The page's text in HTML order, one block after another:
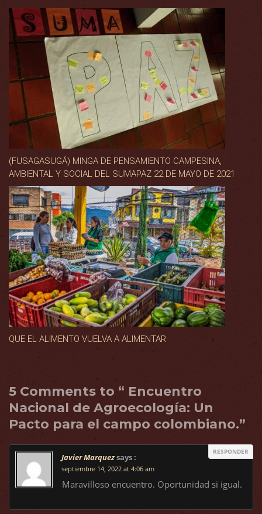
(FUSAGASUGÁ) MINGA DE PENSAMIENTO CAMPESINA,
AMBIENTAL Y SOCIAL DEL SUMAPAZ 22 DE MAYO DE 2021
QUE EL ALIMENTO VUELVA A ALIMENTAR
5 Comments to “ Encuentro
Nacional de Agroecología: Un
Pacto para el campo colombiano.”
Javier Marquezsays :
RESPONDER
septiembre 14, 2022 at 4:06 am
Maravilloso encuentro. Oportunidad si igual.